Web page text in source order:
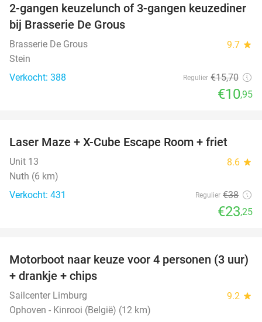
30%
2-gangen keuzelunch of 3-gangen keuzediner
bij Brasserie De Grous
Brasserie De Grous 9.7 star
Stein
Verkocht: 388
Regulier €15,70
€10,95
39%
Laser Maze + X-Cube Escape Room + friet
Unit 13 8.6 star
Nuth (6 km)
Verkocht: 431
Regulier €38
€23,25
31%
Motorboot naar keuze voor 4 personen (3 uur)
+ drankje + chips
Sailcenter Limburg 9.2 star
Ophoven - Kinrooi (België) (12 km)